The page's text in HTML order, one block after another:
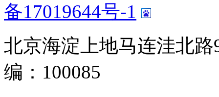
备17019644号-1
北京海淀上地马连洼北
编：100085